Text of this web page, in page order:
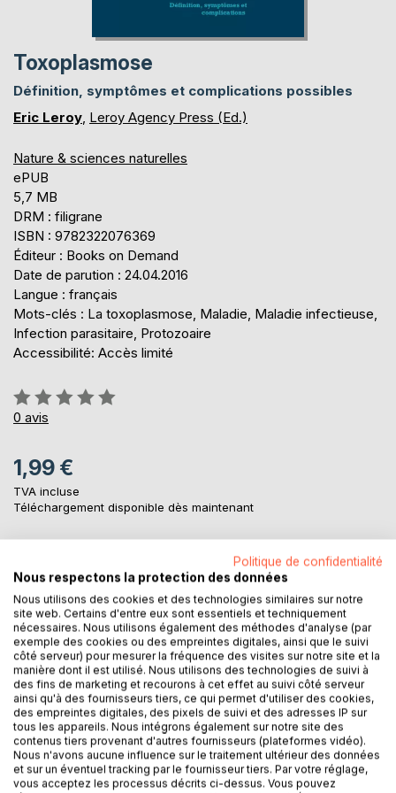
Toxoplasmose
Définition, symptômes et complications possibles
Eric Leroy, Leroy Agency Press (Ed.)
Nature & sciences naturelles
ePUB
5,7 MB
DRM : filigrane
ISBN : 9782322076369
Éditeur : Books on Demand
Date de parution : 24.04.2016
Langue : français
Mots-clés : La toxoplasmose, Maladie, Maladie infectieuse,
Infection parasitaire, Protozoaire
Accessibilité: Accès limité
Évaluation:
0%
0 avis
1,99 €
TVA incluse
Téléchargement disponible dès maintenant
AJOUTER AU PANIER
Ajouter à ma liste d'envies
Laisser un avis
DESCRIPTION
Politique de confidentialité
Nous respectons la protection des données
Nous utilisons des cookies et des technologies similaires sur notre
site web. Certains d'entre eux sont essentiels et techniquement
nécessaires. Nous utilisons également des méthodes d'analyse (par
exemple des cookies ou des empreintes digitales, ainsi que le suivi
côté serveur) pour mesurer la fréquence des visites sur notre site et la
manière dont il est utilisé. Nous utilisons des technologies de suivi à
des fins de marketing et recourons à cet effet au suivi côté serveur
ainsi qu'à des fournisseurs tiers, ce qui permet d'utiliser des cookies,
des empreintes digitales, des pixels de suivi et des adresses IP sur
tous les appareils. Nous intégrons également sur notre site des
contenus tiers provenant d'autres fournisseurs (plateformes vidéo).
Nous n'avons aucune influence sur le traitement ultérieur des données
et sur un éventuel tracking par le fournisseur tiers. Par votre réglage,
vous acceptez les processus décrits ci-dessus. Vous pouvez